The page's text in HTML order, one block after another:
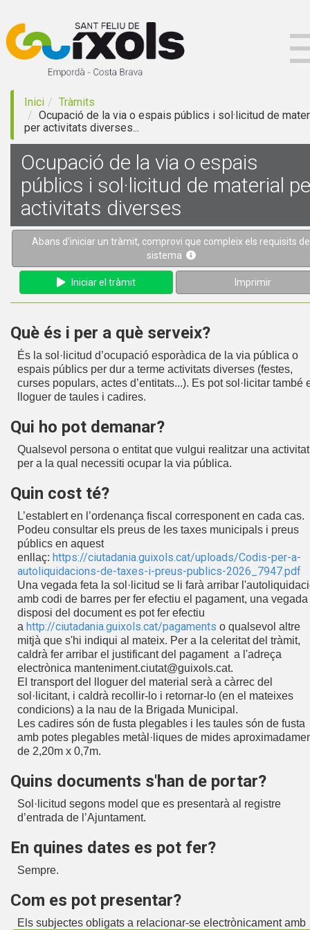
Inici
Tràmits
Ocupació de la via o espais públics i sol·licitud de
per activitats diverses...
Ocupació de la via o espais
públics i sol·licitud de material
activitats diverses
Abans d'iniciar un tràmit, comprovi que compleix els requisits de
sistema
Imprimir
Iniciar el tràmit
Què és i per a què serveix?
És la sol·licitud d’ocupació esporàdica de la via pública o
espais públics per dur a terme activitats diverses (festes,
curses populars, actes d’entitats...). Es pot sol·licitar també
lloguer de taules i cadires.
Qui ho pot demanar?
Qualsevol persona o entitat que vulgui realitzar una activitat
per a la qual necessiti ocupar la via pública.
Quin cost té?
L’establert en l’ordenança fiscal corresponent en cada cas.
Podeu consultar els preus de les taxes municipals i preus
públics en aquest
enllaç: https://ciutadania.guixols.cat/uploads/Codis-per-a-
autoliquidacions-de-taxes-i-preus-publics-2026_7947.pdf
Una vegada feta la sol·licitud se li farà arribar
amb codi de barres per fer efectiu el pagament, una vegada
disposi del document es pot fer efectiu
a http://ciutadania.guixols.cat/pagaments o qualsevol altre
mitjà que s'hi indiqui al mateix. Per a la celeritat del tràmit,
caldrà fer arribar el justificant del pagament a l'adreça
electrònica manteniment.ciutat@guixols.cat.
El transport del lloguer del material serà a càrrec del
sol·licitant, i caldrà recollir-lo i retornar-lo (en el mateixes
condicions) a la nau de la Brigada Municipal.
Les cadires són de fusta plegables i les taules són de fusta
amb potes plegables metàl·liques de mides
de 2,20m x 0,7m.
Quins documents s'han de portar?
Sol·licitud segons model que es presentarà al registre
d’entrada de l’Ajuntament.
En quines dates es pot fer?
Sempre.
Com es pot presentar?
Els subjectes obligats a relacionar-se electrònicament amb